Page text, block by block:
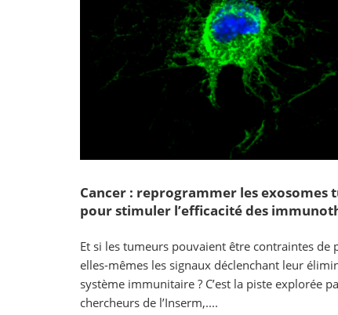
Cancer : reprogrammer les exosomes
pour stimuler l’efficacité des
Et si les tumeurs pouvaient être contraintes de
elles-mêmes les signaux déclenchant leur
système immunitaire ? C’est la piste explorée
chercheurs de l’Inserm,....